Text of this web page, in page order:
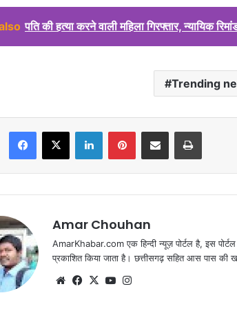
पति की हत्या करने वाली महिला गिरफ्तार, न्यायिक
Trending
Facebook
X LinkedInPinterestShare via Email Print
Amar Chouhan
AmarKhabar.com एक हिन्दी न्यूज़ पोर्टल है, इस
प्रकाशित किया जाता है। छत्तीसगढ़ सहित आस पास की
WebsiteFacebook
X YouTube